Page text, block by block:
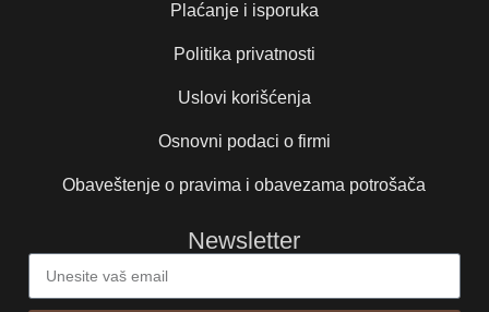
Plaćanje i isporuka
Politika privatnosti
Uslovi korišćenja
Osnovni podaci o firmi
Obaveštenje o pravima i obavezama potrošača
Newsletter